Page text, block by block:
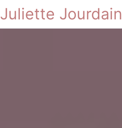
Juliette Jourdain